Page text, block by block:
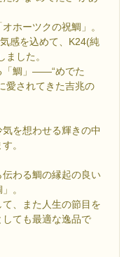
ホーツクの祝鯛」。
感を込めて、K24(純
した。
「鯛」――“めでた
愛されてきた吉兆の
を想わせる輝きの中
。
わる鯛の縁起の良い
。
、また人生の節目を
ても最適な逸品で